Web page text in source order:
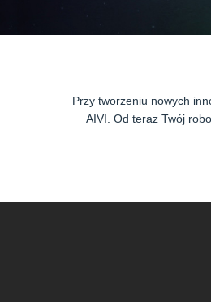
Przy tworzeniu nowych
AIVI. Od teraz Twój